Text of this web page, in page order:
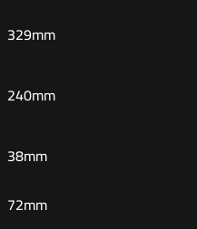
329mm
240mm
38mm
72mm